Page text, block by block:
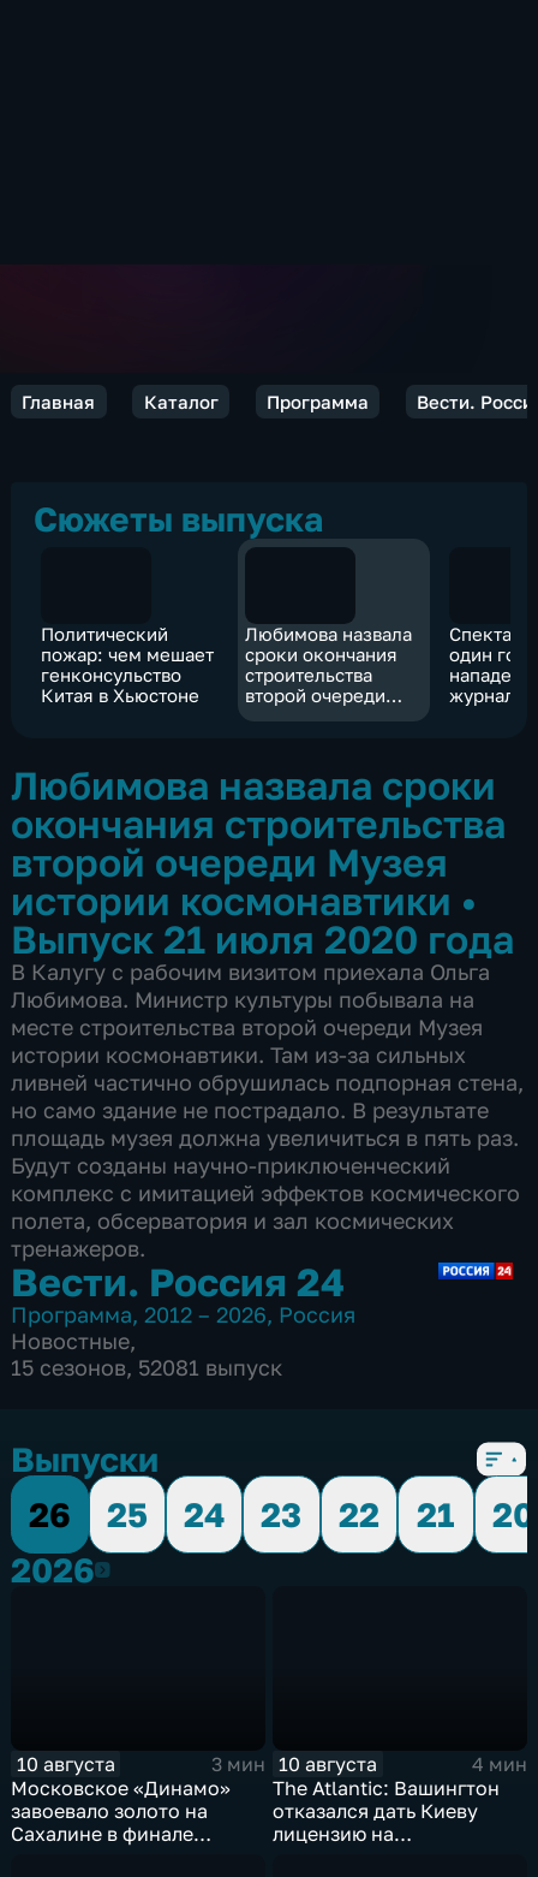
Главная Каталог Программа Вести.
Сюжеты выпуска
Политический
пожар: чем мешает
генконсульство
Китая в Хьюстоне
Любимова назвала
сроки окончания
строительства
второй очереди
Музея истории
один год:
Любимова назвала сроки
окончания строительства
второй очереди Музея
истории космонавтики •
Выпуск 21 июля 2020 года
В Калугу с рабочим визитом приехала Ольга
Любимова. Министр культуры побывала на
месте строительства второй очереди Музея
истории космонавтики. Там из-за сильных
ливней частично обрушилась подпорная стена,
но само здание не пострадало. В результате
площадь музея должна увеличиться в пять раз.
Будут созданы научно-приключенческий
комплекс с имитацией эффектов космического
полета, обсерватория и зал космических
тренажеров.
Вести. Россия 24
Программа, 2012 – 2026, Россия
Новостные,
15 сезонов, 52081 выпуск
Выпуски
26
25 24 23 22 21
20
20262026
10 августа
3 мин
Московское «Динамо»
завоевало золото на
Сахалине в финале
10 августа
4 мин
The Atlantic: Вашингтон
отказался дать Киеву
лицензию на